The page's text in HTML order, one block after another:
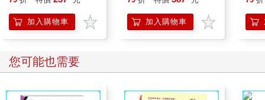
「行動派」的37個科
學方法
加入購物車 加入購物車
您可能也需要